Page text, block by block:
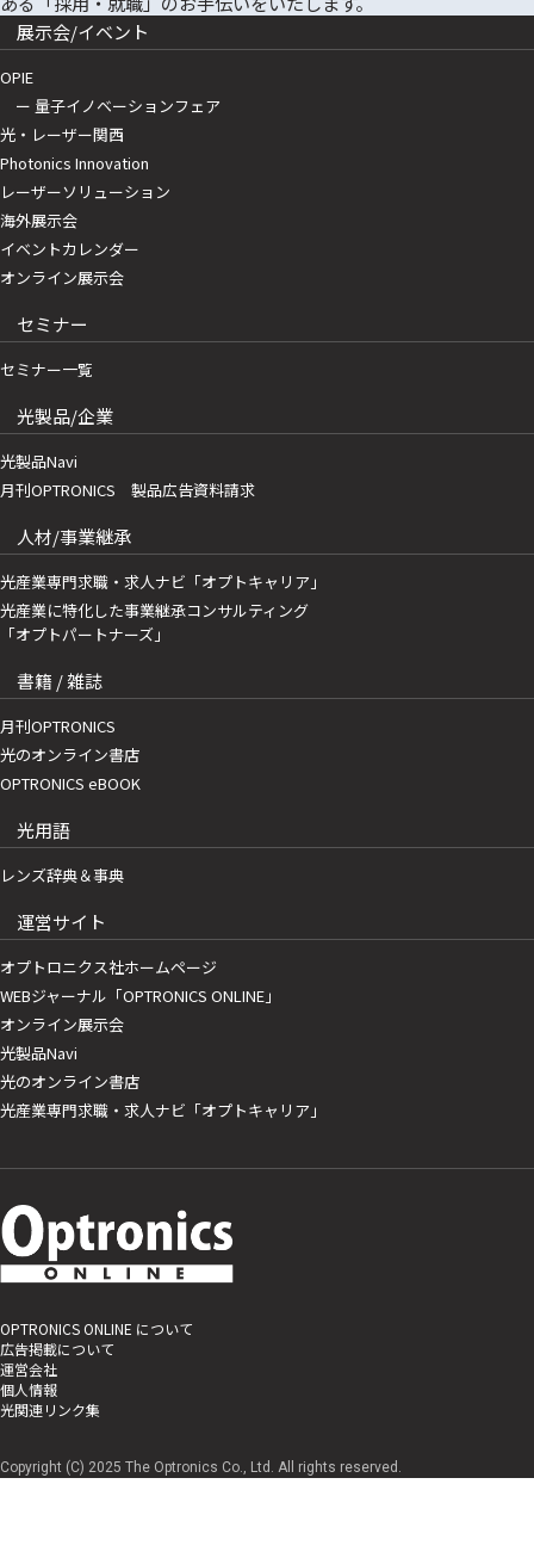
展示会/イベント
OPIE
ー 量子イノベーションフェア
光・レーザー関西
Photonics Innovation
レーザーソリューション
海外展示会
イベントカレンダー
オンライン展示会
セミナー
セミナー一覧
光製品/企業
光製品Navi
月刊OPTRONICS 製品広告資料請求
人材/事業継承
光産業専門求職・求人ナビ「オプトキャリア」
光産業に特化した事業継承コンサルティング
「オプトパートナーズ」
書籍 / 雑誌
月刊OPTRONICS
光のオンライン書店
OPTRONICS eBOOK
光用語
レンズ辞典＆事典
運営サイト
オプトロニクス社ホームページ
WEBジャーナル「OPTRONICS ONLINE」
オンライン展示会
光製品Navi
光のオンライン書店
光産業専門求職・求人ナビ「オプトキャリア」
OPTRONICS ONLINE について
広告掲載について
運営会社
個人情報
光関連リンク集
Copyright (C) 2025 The Optronics Co., Ltd. All rights reserved.